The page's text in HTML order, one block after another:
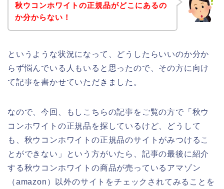
秋ウコンホワイトの正規品がどこにあるの
か分からない！
というような状況になって、どうしたらいいのか分か
らず悩んでいる人もいると思ったので、その方に向け
て記事を書かせていただきました。
なので、今回、もしこちらの記事をご覧の方で「秋ウ
コンホワイトの正規品を探しているけど、どうして
も、秋ウコンホワイトの正規品のサイトがみつけるこ
とができない」という方がいたら、記事の最後に紹介
する秋ウコンホワイトの商品が売っているアマゾン
（amazon）以外のサイトをチェックされてみることを